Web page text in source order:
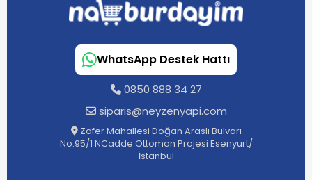
WhatsApp Destek Hattı
0850 888 34 27
siparis@neyzenyapi.com
Zafer Mahallesi Doğan Araslı Bulvarı
No:95/1 NCadde Ottoman Projesi Esenyurt/
İstanbul